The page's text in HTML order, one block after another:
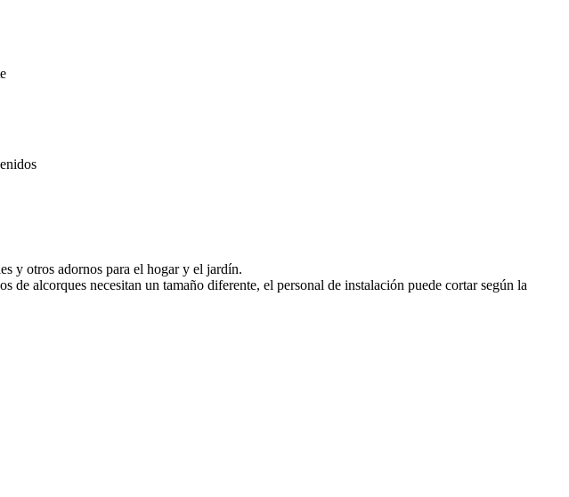
y otros adornos para el hogar y el jardín.
alcorques necesitan un tamaño diferente, el personal de instalación puede cortar según la